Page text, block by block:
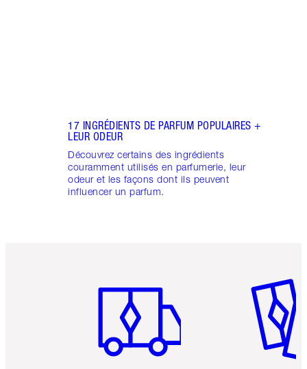
17 INGRÉDIENTS DE PARFUM POPULAIRES +
LEUR ODEUR
Découvrez certains des ingrédients
couramment utilisés en parfumerie, leur
odeur et les façons dont ils peuvent
influencer un parfum.